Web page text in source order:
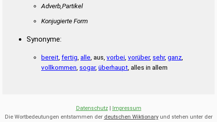
Adverb,Partikel
Konjugierte Form
Synonyme:
bereit fertig alle , aus, vorbei vorüber, sehr, ganz
vollkommen sogar, überhaupt , alles in allem
Datenschutz| Impressum
Die Wortbedeutungen entstammen der deutschen Wiktionaryund stehen unter der